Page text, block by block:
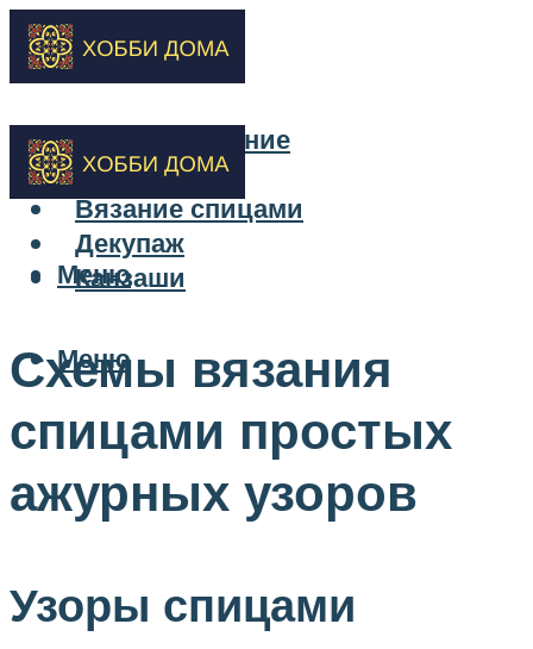
Бисероплетение
Вышивка
Вязание спицами
Декупаж
Канзаши
Меню
Меню
Схемы вязания
спицами простых
ажурных узоров
Узоры спицами